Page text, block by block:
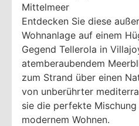
Mittelmeer
Entdecken Sie diese
Wohnanlage auf einem
Gegend Tellerola in
atemberaubendem
zum Strand über einen
von unberührter
sie die perfekte
modernem Wohnen.